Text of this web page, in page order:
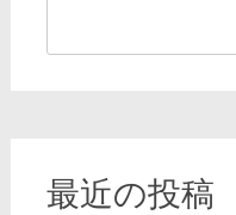
最近の投稿